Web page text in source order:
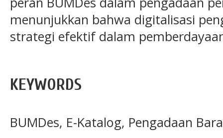
menunjukkan bahwa digitalisasi
strategi efektif dalam
KEYWORDS
BUMDes, E-Katalog, Pengadaan